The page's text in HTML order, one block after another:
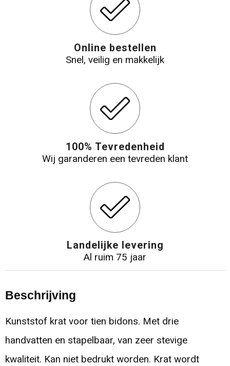
Online bestellen
Snel, veilig en makkelijk
100% Tevredenheid
Wij garanderen een tevreden klant
Landelijke levering
Al ruim 75 jaar
Beschrijving
Kunststof krat voor tien bidons. Met drie
handvatten en stapelbaar, van zeer stevige
kwaliteit. Kan niet bedrukt worden. Krat wordt